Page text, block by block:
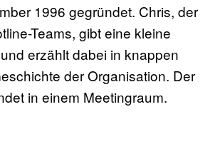
1996 gegründet. Chris, der
Teams, gibt eine kleine
erzählt dabei in knappen
der Organisation. Der
in einem Meetingraum.